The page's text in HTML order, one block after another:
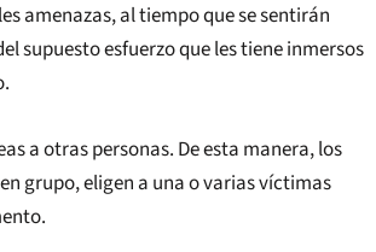
amenazas, al tiempo que se sentirán
supuesto esfuerzo que les tiene inmersos
a otras personas. De esta manera, los
grupo, eligen a una o varias víctimas